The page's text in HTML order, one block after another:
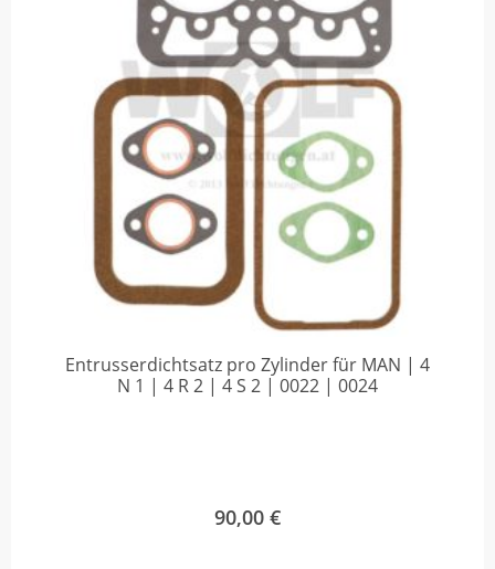
Entrusserdichtsatz pro Zylinder für MAN | 4
N 1 | 4 R 2 | 4 S 2 | 0022 | 0024
90,00 €